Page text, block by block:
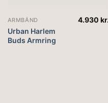
ARMBÅND
Urban Harlem
Buds Armring
4.930kr.